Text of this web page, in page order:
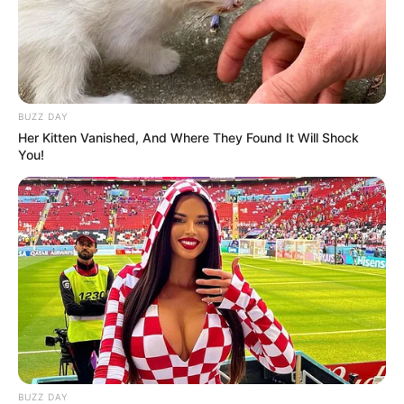
All
Rezepte
Thunfischsalat mit Ei & Joghurt – leicht, cremig
und voller Protein!
Verführerisch lecker: Quark-Vanille-
Pfannkuchen ohne Mehl in nur 5 Minuten!
DEI BESTEN HAUSGEMACHTEN EISBEIN
VARIATIONEN
DIE BESTEN SALAT DRESSINGS
die besten hausgemachten BBQ sauce
variationen
BUZZ DAY
Her Kitten Vanished, And Where They Found It Will Shock
You!
BUZZ DAY